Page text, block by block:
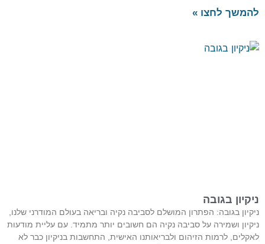
להמשך לחצו »
ניקיון בגובה
ניקיון בגובה: הפתרון המושלם לסביבה נקיה ובריאה בעולם המודרני שלנו,
ניקיון ושמירה על סביבה נקיה הם חשובים יותר מתמיד. עם עליית מודעות
לאקלים, לרמות הזיהום ולבריאותנו האישית, התחשבות בניקיון כבר לא